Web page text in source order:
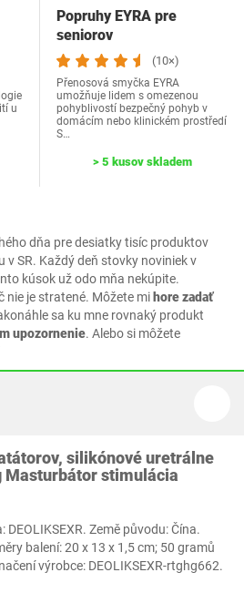
dňa pre desiatky tisíc produktov
v SR. Každý deň stovky noviniek v
kúsok už odo mňa nekúpite.
nie je stratené. Môžete mihore zadať
sa ku mne rovnaký produkt
upozornenie. Alebo si môžete
u
Popruhy ‎EYRA pre
seniorov
(10×)
Přenosová smyčka EYRA
umožňuje lidem s omezenou
pohyblivostí bezpečný pohyb v
domácím nebo klinickém prostředí
S…
> 5 kusov skladem
silikónové uretrálne
Masturbátor stimulácia
Země původu: Čína.
balení: 20 x 13 x 1,5 cm; 50 gramů
výrobce: DEOLIKSEXR-rtghg662.